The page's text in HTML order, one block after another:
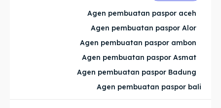
Agen pembuatan paspor aceh
Agen pembuatan paspor Alor
Agen pembuatan paspor ambon
Agen pembuatan paspor Asmat
Agen pembuatan paspor Badung
Agen pembuatan paspor bali